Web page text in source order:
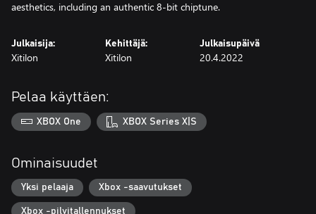
aesthetics, including an authentic 8-bit chiptune.
Julkaisija:
Xitilon
Kehittäjä:
Xitilon
Julkaisupäivä
20.4.2022
Pelaa käyttäen:
XBOX One XBOX Series X|S
Ominaisuudet
Yksi pelaaja Xbox -saavutukset
Xbox -pilvitallennukset